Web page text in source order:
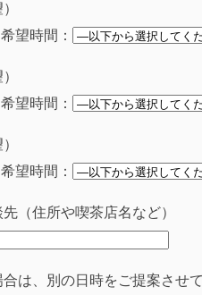
希望時間：
希望時間：
希望時間：
（住所や喫茶店名など）
は、別の日時をご提案させ